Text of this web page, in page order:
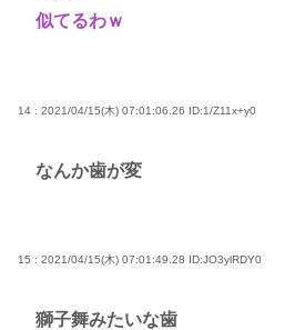
似てるわｗ
14 : 2021/04/15(木) 07:01:06.26 ID:1/Z11x+y0
なんか歯が変
15 : 2021/04/15(木) 07:01:49.28 ID:JO3ylRDY0
獅子舞みたいな歯